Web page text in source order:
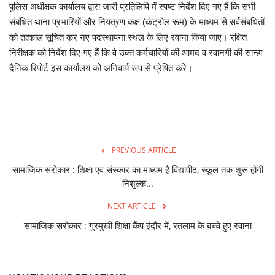
पुलिस अधीक्षक कार्यालय द्वारा जारी प्रतिलिपि में स्पष्ट निर्देश दिए गए हैं कि सभी
संबंधित थाना प्रभारियों और नियंत्रण कक्ष (कंट्रोल रूम) के माध्यम से सर्वसंबंधितों
को तत्काल सूचित कर नए पदस्थापना स्थल के लिए रवाना किया जाए। रक्षित
निरीक्षक को निर्देश दिए गए हैं कि वे उक्त कर्मचारियों की आमद व रवानगी की सान्हा
दैनिक रिपोर्ट इस कार्यालय को अनिवार्य रूप से प्रेषित करें।
PREVIOUS ARTICLE
सामाजिक सरोकार : शिक्षा एवं संस्कार का माध्यम है विद्यापीठ, स्कूल तक शुरू होगी
निशुल्क...
NEXT ARTICLE
सामाजिक सरोकार : गुरमुखी शिक्षा कैंप इंदौर में, रतलाम के बच्चे हुए रवाना